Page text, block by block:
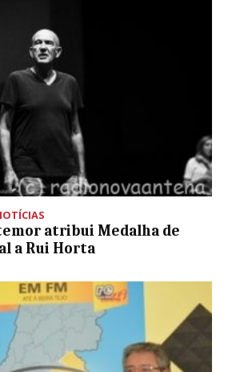
atribui Medalha de
a Rui Horta